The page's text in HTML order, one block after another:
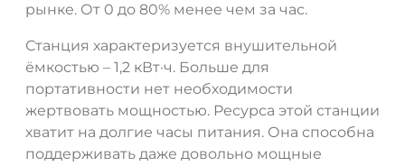
рынке. От 0 до 80% менее чем за час.
Станция характеризуется внушительной
ёмкостью – 1,2 кВт·ч. Больше для
портативности нет необходимости
жертвовать мощностью. Ресурса этой станции
хватит на долгие часы питания. Она способна
поддерживать даже довольно мощные